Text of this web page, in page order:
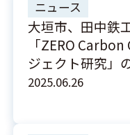
ニュース
大垣市、田中鉄
「ZERO
ジェクト研究」
2025.06.26